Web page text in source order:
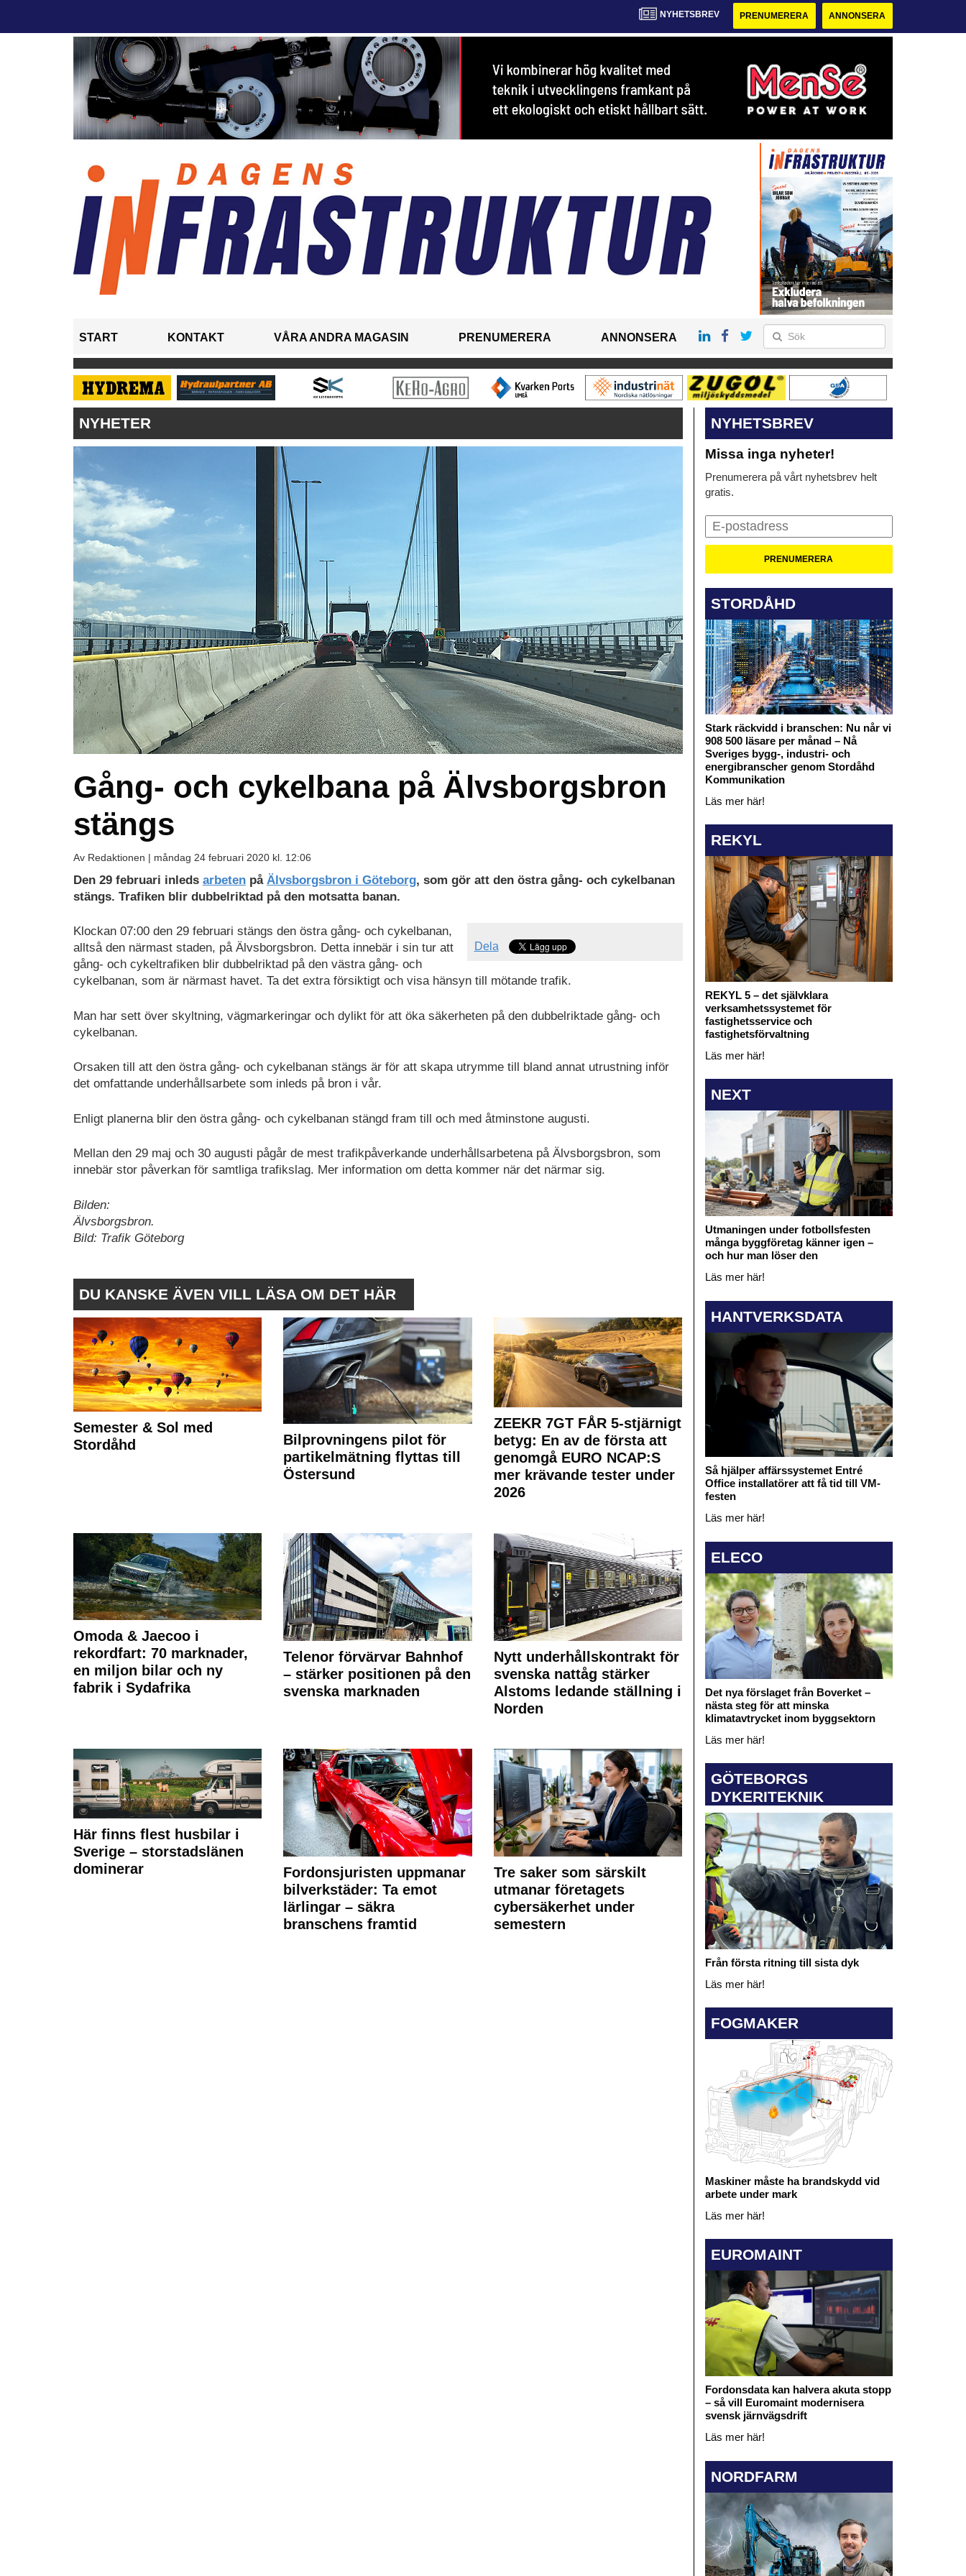
NYHETSBREV PRENUMERERA ANNONSERA
START KONTAKT VÅRA ANDRA MAGASIN PRENUMERERA ANNONSERA
NYHETER
Gång- och cykelbana på Älvsborgsbron
stängs
Av Redaktionen | måndag 24 februari 2020 kl. 12:06
Den 29 februari inleds arbeten på Älvsborgsbron i Göteborg, som gör att den östra gång- och cykelbanan
stängs. Trafiken blir dubbelriktad på den motsatta banan.
Dela
Klockan 07:00 den 29 februari stängs den östra gång- och cykelbanan,
alltså den närmast staden, på Älvsborgsbron. Detta innebär i sin tur att
gång- och cykeltrafiken blir dubbelriktad på den västra gång- och
cykelbanan, som är närmast havet. Ta det extra försiktigt och visa hänsyn till mötande trafik.
Man har sett över skyltning, vägmarkeringar och dylikt för att öka säkerheten på den dubbelriktade gång- och
cykelbanan.
Orsaken till att den östra gång- och cykelbanan stängs är för att skapa utrymme till bland annat utrustning inför
det omfattande underhållsarbete som inleds på bron i vår.
Enligt planerna blir den östra gång- och cykelbanan stängd fram till och med åtminstone augusti.
Mellan den 29 maj och 30 augusti pågår de mest trafikpåverkande underhållsarbetena på Älvsborgsbron, som
innebär stor påverkan för samtliga trafikslag. Mer information om detta kommer när det närmar sig.
Bilden:
Älvsborgsbron.
Bild: Trafik Göteborg
DU KANSKE ÄVEN VILL LÄSA OM DET HÄR
Semester & Sol med
Stordåhd
Bilprovningens pilot för
partikelmätning flyttas till
Östersund
ZEEKR 7GT FÅR 5-stjärnigt
betyg: En av de första att
genomgå EURO NCAP:S
mer krävande tester under
2026
Omoda & Jaecoo i
rekordfart: 70 marknader,
en miljon bilar och ny
fabrik i Sydafrika
Telenor förvärvar Bahnhof
– stärker positionen på den
svenska marknaden
Nytt underhållskontrakt för
svenska nattåg stärker
Alstoms ledande ställning i
Norden
Här finns flest husbilar i
Sverige – storstadslänen
dominerar
Fordonsjuristen uppmanar
bilverkstäder: Ta emot
lärlingar – säkra
branschens framtid
Tre saker som särskilt
utmanar företagets
cybersäkerhet under
semestern
NYHETSBREV
Missa inga nyheter!
Prenumerera på vårt nyhetsbrev helt
gratis.
STORDÅHD
Stark räckvidd i branschen: Nu når vi
908 500 läsare per månad – Nå
Sveriges bygg-, industri- och
energibranscher genom Stordåhd
Kommunikation
Läs mer här!
REKYL
REKYL 5 – det självklara
verksamhetssystemet för
fastighetsservice och
fastighetsförvaltning
Läs mer här!
NEXT
Utmaningen under fotbollsfesten
många byggföretag känner igen –
och hur man löser den
Läs mer här!
HANTVERKSDATA
Så hjälper affärssystemet Entré
Office installatörer att få tid till VM-
festen
Läs mer här!
ELECO
Det nya förslaget från Boverket –
nästa steg för att minska
klimatavtrycket inom byggsektorn
Läs mer här!
GÖTEBORGS
DYKERITEKNIK
Från första ritning till sista dyk
Läs mer här!
FOGMAKER
Maskiner måste ha brandskydd vid
arbete under mark
Läs mer här!
EUROMAINT
Fordonsdata kan halvera akuta stopp
– så vill Euromaint modernisera
svensk järnvägsdrift
Läs mer här!
NORDFARM